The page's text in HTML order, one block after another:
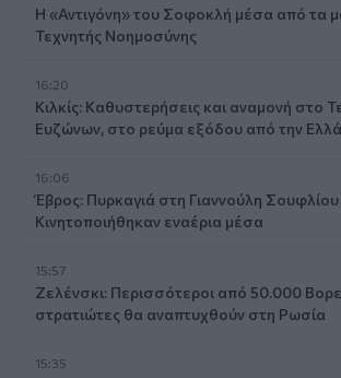
Η «Αντιγόνη» του Σοφοκλή μέσα από τα
Τεχνητής Νοημοσύνης
16:20
Κιλκίς: Καθυστερήσεις και αναμονή στο
Ευζώνων, στο ρεύμα εξόδου από την
16:06
Έβρος: Πυρκαγιά στη Γιαννούλη
Κινητοποιήθηκαν εναέρια μέσα
15:57
Ζελένσκι: Περισσότεροι από 50.000
στρατιώτες θα αναπτυχθούν στη Ρωσία
15:35